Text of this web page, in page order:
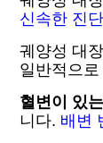
신속한 진
궤양성 대
일반적으
혈변이 있
니다. 배변